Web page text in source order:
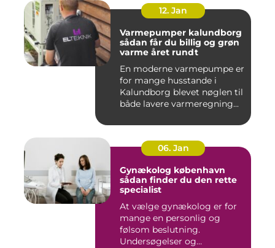
12. Jan
Varmepumper kalundborg
sådan får du billig og grøn
varme året rundt
En moderne varmepumpe er
for mange husstande i
Kalundborg blevet nøglen til
både lavere varmeregning...
06. Jan
Gynækolog københavn
sådan finder du den rette
specialist
At vælge gynækolog er for
mange en personlig og
følsom beslutning.
Undersøgelser og